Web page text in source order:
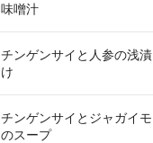
味噌汁
チンゲンサイと人参の浅漬
け
チンゲンサイとジャガイモ
のスープ